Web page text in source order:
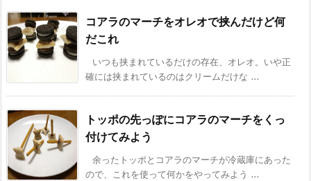
コアラのマーチをオレオで挟んだけど何
だこれ
いつも挟まれているだけの存在、オレオ。いや正
確には挟まれているのはクリームだけな ...
トッポの先っぽにコアラのマーチをくっ
付けてみよう
余ったトッポとコアラのマーチが冷蔵庫にあった
ので、これを使って何かをやってみよう ...